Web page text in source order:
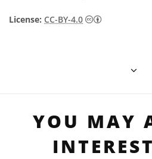
License: CC-BY-4.0 Creative
YOU MAY